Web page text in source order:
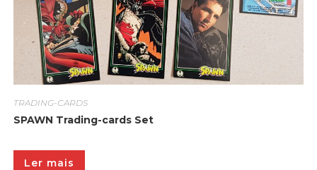
TRADING-CARDS
SPAWN Trading-cards Set
Ler mais